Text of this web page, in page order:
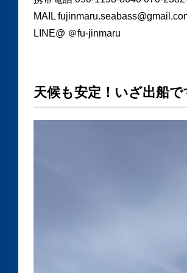
MAIL
LINE@ ＠fu-jinmaru
天候も安定！いざ出船で